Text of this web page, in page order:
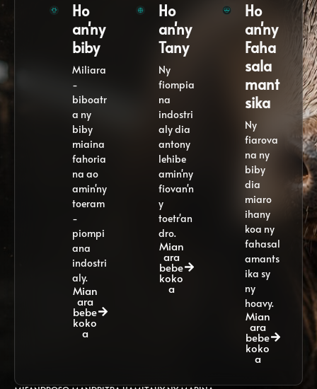
Ho
an'ny
biby
Miliara
-
biboatr
a ny
biby
miaina
fahoria
na ao
amin'ny
toeram
-
piompi
ana
indostri
aly.
Mian
ara
bebe
koko
a
Ho
an'ny
Tany
Ny
fiompia
na
indostri
aly dia
antony
lehibe
amin'ny
fiovan'n
y
toetr'an
dro.
Mian
ara
bebe
koko
a
Ho
an'ny
Faha
sala
mant
sika
Ny
fiarova
na ny
biby
dia
miaro
ihany
koa ny
fahasal
amants
ika sy
ny
hoavy.
Mian
ara
bebe
koko
a